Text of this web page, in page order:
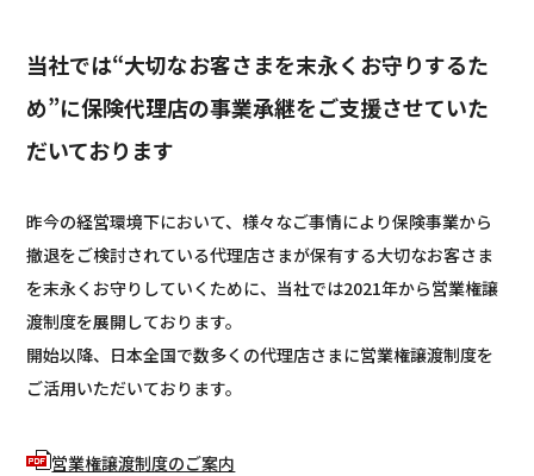
当社では“大切なお客さまを末永くお守りするた
め”に保険代理店の事業承継をご支援させていた
だいております
昨今の経営環境下において、様々なご事情により保険事業から
撤退をご検討されている代理店さまが保有する大切なお客さま
を末永くお守りしていくために、当社では2021年から営業権譲
渡制度を展開しております。
開始以降、日本全国で数多くの代理店さまに営業権譲渡制度を
ご活用いただいております。
営業権譲渡制度のご案内